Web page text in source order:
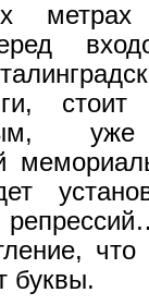
буквы.